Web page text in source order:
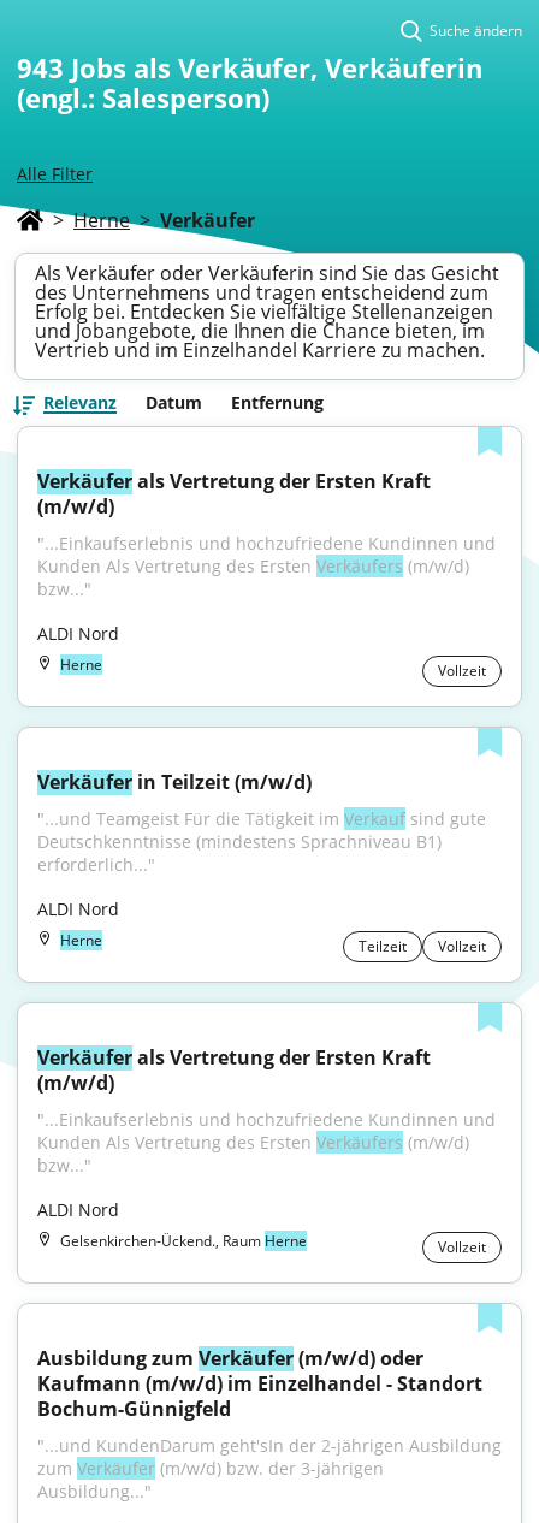
Alle Filter
Suche ändern
943 Jobs als Verkäufer, Verkäuferin
(engl.: Salesperson)
> Herne > Verkäufer
Als Verkäufer oder Verkäuferin sind Sie das Gesicht
des Unternehmens und tragen entscheidend zum
Erfolg bei. Entdecken Sie vielfältige Stellenanzeigen
und Jobangebote, die Ihnen die Chance bieten, im
Vertrieb und im Einzelhandel Karriere zu machen.
Relevanz Datum Entfernung
Verkäufer als Vertretung der Ersten Kraft
(m/w/d)
"...Einkaufserlebnis und hochzufriedene Kundinnen und
Kunden Als Vertretung des Ersten Verkäufers (m/w/d)
bzw..."
ALDI Nord
Herne Vollzeit
Verkäufer in Teilzeit (m/w/d)
"...und Teamgeist Für die Tätigkeit im Verkauf sind gute
Deutschkenntnisse (mindestens Sprachniveau B1)
erforderlich..."
ALDI Nord
Herne Teilzeit Vollzeit
Verkäufer als Vertretung der Ersten Kraft
(m/w/d)
"...Einkaufserlebnis und hochzufriedene Kundinnen und
Kunden Als Vertretung des Ersten Verkäufers (m/w/d)
bzw..."
ALDI Nord
Gelsenkirchen-Ückend., Raum Herne Vollzeit
Ausbildung zum Verkäufer (m/w/d) oder
Kaufmann (m/w/d) im Einzelhandel - Standort
Bochum-Günnigfeld
"...und KundenDarum geht'sIn der 2-jährigen Ausbildung
zum Verkäufer (m/w/d) bzw. der 3-jährigen
Ausbildung..."